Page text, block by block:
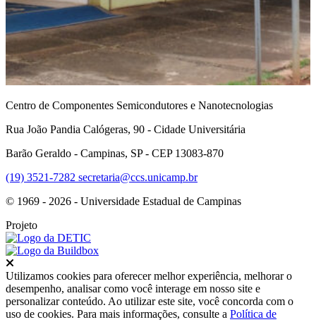
Centro de Componentes Semicondutores e Nanotecnologias
Rua João Pandia Calógeras, 90 - Cidade Universitária
Barão Geraldo - Campinas, SP - CEP 13083-870
(19) 3521-7282 secretaria@ccs.unicamp.br
© 1969 - 2026 - Universidade Estadual de Campinas
Projeto
Utilizamos cookies para oferecer melhor experiência, melhorar o
desempenho, analisar como você interage em nosso site e
personalizar conteúdo. Ao utilizar este site, você concorda com o
uso de cookies. Para mais informações, consulte a Política de